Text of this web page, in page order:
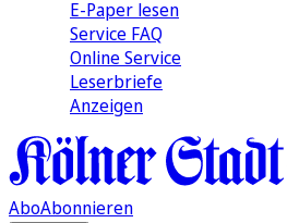
E-Paper lesen
Service FAQ
Online Service
Leserbriefe
Anzeigen
AboAbonnieren